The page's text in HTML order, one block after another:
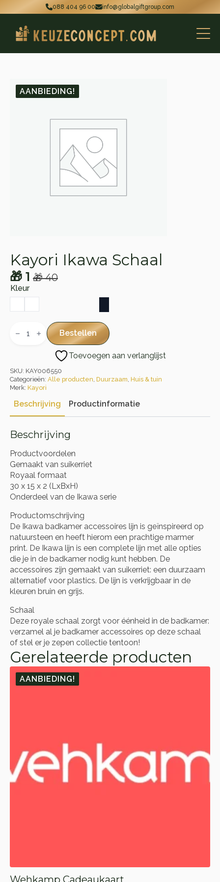
088 404 96 00 info@globalgiftgroup.com
AANBIEDING!
Kayori Ikawa Schaal
🎁40
Oorspronkelijke
prijs
was:
🎁 40.
🎁 1
Huidige
prijs
is:
🎁 1.
Kleur
Ikawa
Bestellen
Toevoegen aan verlanglijst
SKU: KAY006550
Categorieën: Alle producten Duurzaam Huis & tuin
Merk: Kayori
Beschrijving Productinformatie
Beschrijving
Productvoordelen
Gemaakt van suikerriet
Royaal formaat
30 x 15 x 2 (LxBxH)
Onderdeel van de Ikawa serie
Productomschrijving
De Ikawa badkamer accessoires lijn is geïnspireerd op
natuursteen en heeft hierom een prachtige marmer
print. De Ikawa lijn is een complete lijn met alle opties
die je in de badkamer nodig kunt hebben. De
accessoires zijn gemaakt van suikerriet: een duurzaam
alternatief voor plastics. De lijn is verkrijgbaar in de
kleuren bruin en grijs.
Schaal
Deze royale schaal zorgt voor éénheid in de badkamer:
verzamel al je badkamer accessoires op deze schaal
of stel er je zepen collectie tentoon!
Gerelateerde producten
AANBIEDING!
Wehkamp Cadeaukaart